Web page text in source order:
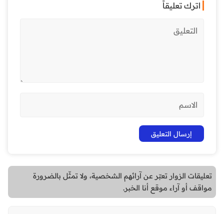
اترك تعليقاً
تعليقات الزوار تعبّر عن آرائهم الشخصية، ولا تمثّل بالضرورة
مواقف أو آراء موقع أنا الخبر.